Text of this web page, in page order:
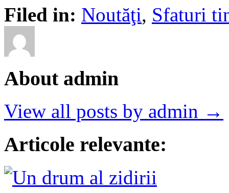
Filed in: Noutăţi, Sfaturi
About admin
View all posts by admin →
Articole relevante: